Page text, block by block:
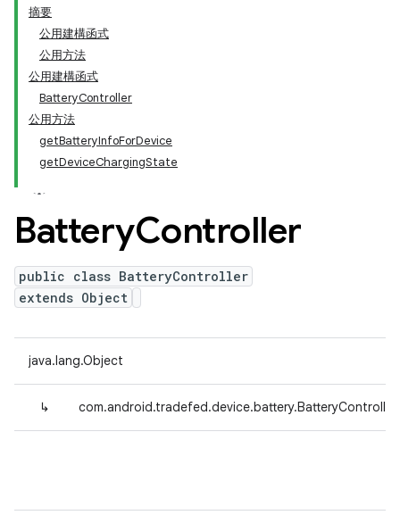
摘要
公用建構函式
公用方法
公用建構函式
BatteryController
公用方法
getBatteryInfoForDevice
getDeviceChargingState
BatteryController
public class BatteryController
extends Object
java.lang.Object
↳ com.android.tradefed.device.battery.BatteryController